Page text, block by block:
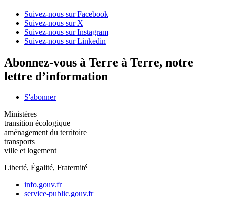
Suivez-nous sur Facebook
Suivez-nous sur X
Suivez-nous sur Instagram
Suivez-nous sur Linkedin
Abonnez-vous à Terre à Terre, notre
lettre d’information
S'abonner
Ministères
transition écologique
aménagement du territoire
transports
ville et logement
Liberté, Égalité, Fraternité
info.gouv.fr
service-public.gouv.fr